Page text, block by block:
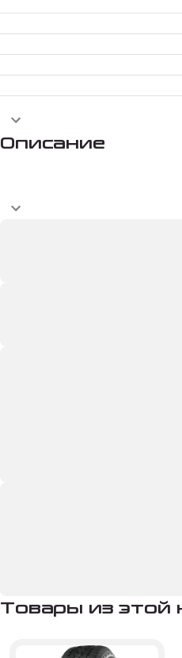
Описание
Товары из этой